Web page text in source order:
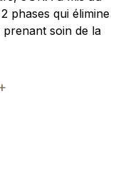
phases qui élimine
soin de la